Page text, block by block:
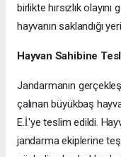
birlikte hırsızlık
hayvanın saklandığı
Hayvan Sahibine
Jandarmanın
çalınan büyükbaş
E.İ.'ye teslim edildi.
jandarma ekiplerine